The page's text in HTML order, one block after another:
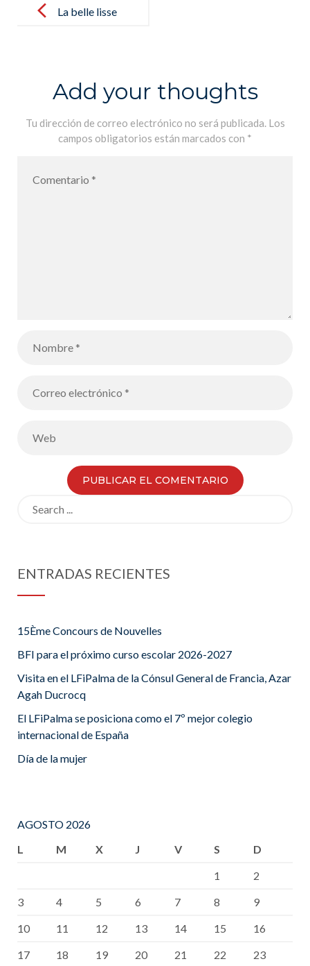
navigationLa belle lisse
Add your thoughts
Tu dirección de correo electrónico no será publicada. Los
campos obligatorios están marcados con *
ENTRADAS RECIENTES
15Ème Concours de Nouvelles
BFI para el próximo curso escolar 2026-2027
Visita en el LFiPalma de la Cónsul General de Francia, Azar
Agah Ducrocq
El LFiPalma se posiciona como el 7º mejor colegio
internacional de España
Día de la mujer
AGOSTO 2026
L
M X J V S
D
1
2
3
4 5 6 7 8
9
10
11 12 13 14 15
16
17
18 19 20 21 22 23